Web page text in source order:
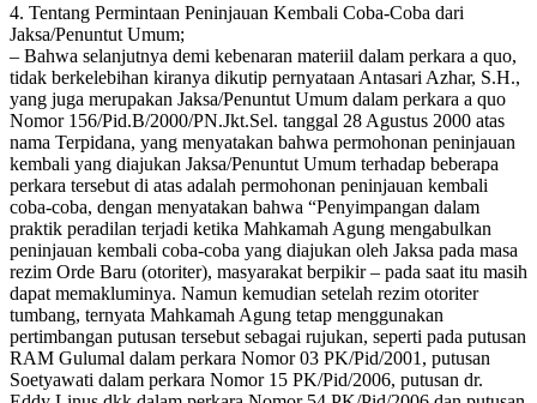
4. Tentang Permintaan Peninjauan Kembali Coba-Coba dari
Jaksa/Penuntut Umum;
– Bahwa selanjutnya demi kebenaran materiil dalam perkara a quo,
tidak berkelebihan kiranya dikutip pernyataan Antasari Azhar, S.H.,
yang juga merupakan Jaksa/Penuntut Umum dalam perkara a quo
Nomor 156/Pid.B/2000/PN.Jkt.Sel. tanggal 28 Agustus 2000 atas
nama Terpidana, yang menyatakan bahwa permohonan peninjauan
kembali yang diajukan Jaksa/Penuntut Umum terhadap beberapa
perkara tersebut di atas adalah permohonan peninjauan kembali
coba-coba, dengan menyatakan bahwa “Penyimpangan dalam
praktik peradilan terjadi ketika Mahkamah Agung mengabulkan
peninjauan kembali coba-coba yang diajukan oleh Jaksa pada masa
rezim Orde Baru (otoriter), masyarakat berpikir – pada saat itu masih
dapat memakluminya. Namun kemudian setelah rezim otoriter
tumbang, ternyata Mahkamah Agung tetap menggunakan
pertimbangan putusan tersebut sebagai rujukan, seperti pada putusan
RAM Gulumal dalam perkara Nomor 03 PK/Pid/2001, putusan
Soetyawati dalam perkara Nomor 15 PK/Pid/2006, putusan dr.